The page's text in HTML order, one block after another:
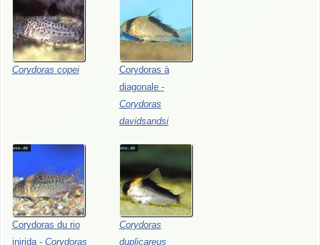
Corydoras copei Corydoras à
diagonale -
Corydoras
davidsandsi
Corydoras du rio
inirida - Corydoras
Corydoras
duplicareus